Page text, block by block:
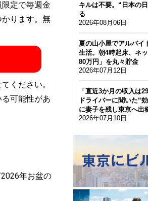
定で毎週金
ります。無
ください。
可能性があ
年お盆の
キルは不要。“日本の
る
2026年08月06日
夏の山小屋でアルバイ
生活。朝4時起床、ネ
80万円」を丸々貯金
2026年07月12日
「直近3か月の収入は
ドライバーに聞いた“
に妻子を残し東京へ出
2026年07月10日